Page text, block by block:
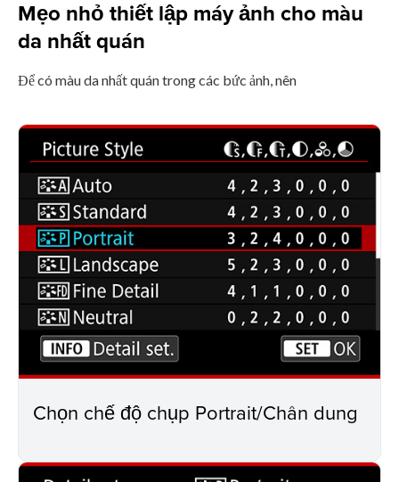
Mẹo nhỏ thiết lập máy ảnh cho màu
da nhất quán
Để có màu da nhất quán trong các bức ảnh, nên
Chọn chế độ chụp Portrait/Chân dung